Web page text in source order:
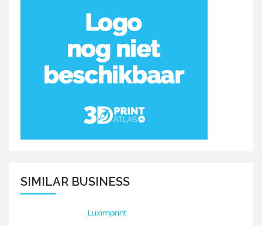
SIMILAR BUSINESS
Luximprint